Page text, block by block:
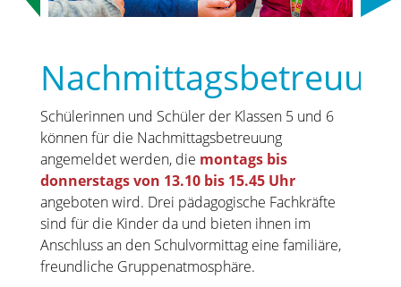
Schülerinnen und Schüler der Klassen 5 und 6
können für die Nachmittagsbetreuung
angemeldet werden, die montags bis
donnerstags von 13.10 bis 15.45 Uhr
angeboten wird. Drei pädagogische Fachkräfte
sind für die Kinder da und bieten ihnen im
Anschluss an den Schulvormittag eine familiäre,
freundliche Gruppenatmosphäre.